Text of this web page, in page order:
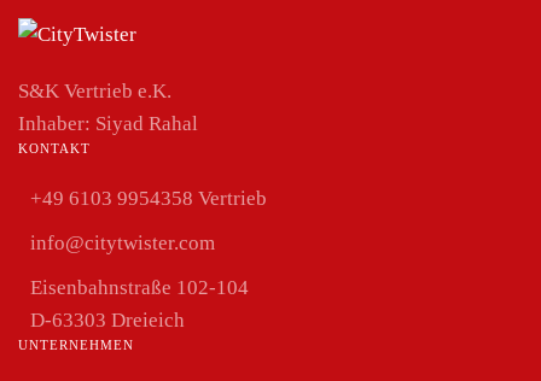
S&K Vertrieb e.K.
Inhaber: Siyad Rahal
KONTAKT
+49 6103 9954358 Vertrieb
info@citytwister.com
Eisenbahnstraße 102-104
D-63303 Dreieich
UNTERNEHMEN